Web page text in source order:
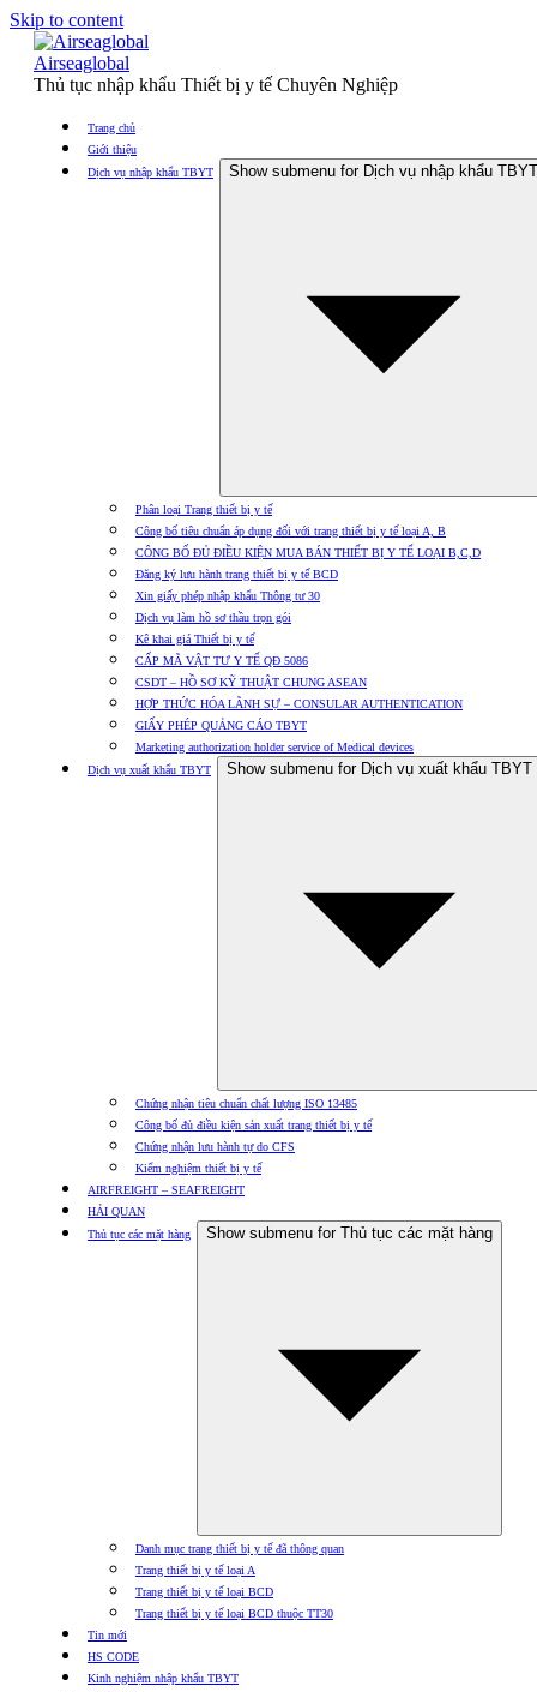
Skip to content
Airseaglobal
Thủ tục nhập khẩu Thiết bị y tế Chuyên Nghiệp
Trang chủ
Giới thiệu
Dịch vụ nhập khẩu TBYT
Show submenu for Dịch vụ nhập khẩu TBYT
Phân loại Trang thiết bị y tế
Công bố tiêu chuẩn áp dụng đối với trang thiết bị y tế loại A, B
CÔNG BỐ ĐỦ ĐIỀU KIỆN MUA BÁN THIẾT BỊ Y TẾ LOẠI B,C,D
Đăng ký lưu hành trang thiết bị y tế BCD
Xin giấy phép nhập khẩu Thông tư 30
Dịch vụ làm hồ sơ thầu trọn gói
Kê khai giá Thiết bị y tế
CẤP MÃ VẬT TƯ Y TẾ QĐ 5086
CSDT – HỒ SƠ KỸ THUẬT CHUNG ASEAN
HỢP THỨC HÓA LÃNH SỰ – CONSULAR AUTHENTICATION
GIẤY PHÉP QUẢNG CÁO TBYT
Marketing authorization holder service of Medical devices
Dịch vụ xuất khẩu TBYT
Show submenu for Dịch vụ xuất khẩu TBYT
Chứng nhận tiêu chuẩn chất lượng ISO 13485
Công bố đủ điều kiện sản xuất trang thiết bị y tế
Chứng nhận lưu hành tự do CFS
Kiểm nghiệm thiết bị y tế
AIRFREIGHT – SEAFREIGHT
HẢI QUAN
Thủ tục các mặt hàng
Show submenu for Thủ tục các mặt hàng
Danh mục trang thiết bị y tế đã thông quan
Trang thiết bị y tế loại A
Trang thiết bị y tế loại BCD
Trang thiết bị y tế loại BCD thuộc TT30
Tin mới
HS CODE
Kinh nghiệm nhập khẩu TBYT